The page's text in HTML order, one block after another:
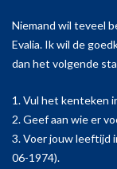
Niemand wil teveel
Evalia. Ik wil de
dan het volgende
1. Vul het kenteken
2. Geef aan wie er
3. Voer jouw leeftijd
06-1974).